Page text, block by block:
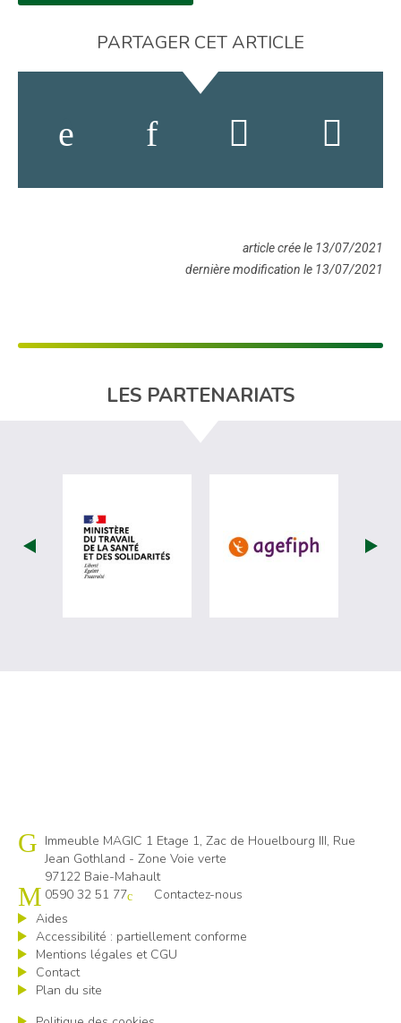
PARTAGER CET ARTICLE
article crée le 13/07/2021
dernière modification le 13/07/2021
LES PARTENARIATS
visiter les site de Ministère du travail
visiter les
Cap emploi 971
Immeuble MAGIC 1 Etage 1, Zac de Houelbourg III, Rue
Jean Gothland - Zone Voie verte
97122 Baie-Mahault
0590 32 51 77
Contactez-nous
Aides
Accessibilité : partiellement conforme
Mentions légales et CGU
Contact
Plan du site